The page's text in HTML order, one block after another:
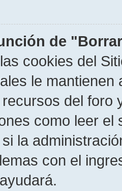
de
cookies del
le
del foro
como leer el
la
con el